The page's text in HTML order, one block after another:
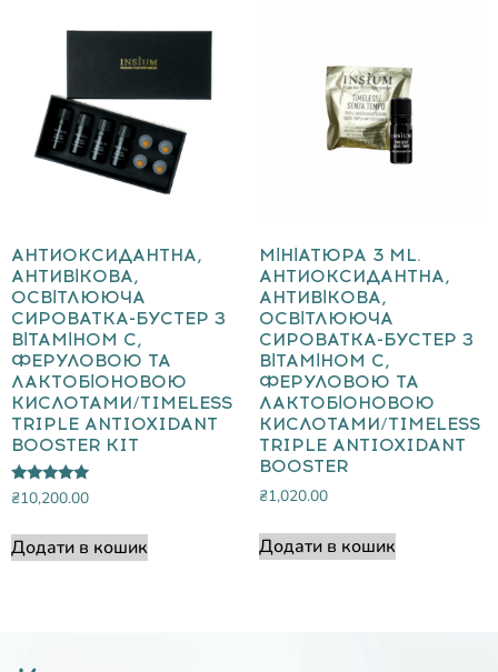
АНТИОКСИДАНТНА,
АНТИВІКОВА,
ОСВІТЛЮЮЧА
СИРОВАТКА-БУСТЕР З
ВІТАМІНОМ С,
ФЕРУЛОВОЮ ТА
ЛАКТОБІОНОВОЮ
КИСЛОТАМИ/TIMELESS
TRIPLE ANTIOXIDANT
BOOSTER KIT
Оцінено в
5.00
₴10,200.00
Додати в кошик
МІНІАТЮРА 3 ML.
АНТИОКСИДАНТНА,
АНТИВІКОВА,
ОСВІТЛЮЮЧА
СИРОВАТКА-БУСТЕР З
ВІТАМІНОМ С,
ФЕРУЛОВОЮ ТА
ЛАКТОБІОНОВОЮ
КИСЛОТАМИ/TIMELESS
TRIPLE ANTIOXIDANT
BOOSTER
₴1,020.00
Додати в кошик